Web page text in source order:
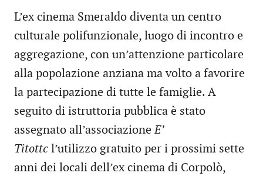
L’ex cinema Smeraldo diventa un centro
culturale polifunzionale, luogo di incontro e
aggregazione, con un’attenzione particolare
alla popolazione anziana ma volto a favorire
la partecipazione di tutte le famiglie. A
seguito di istruttoria pubblica è stato
assegnato all’associazioneE’
Titottc l’utilizzo gratuito per i prossimi sette
anni dei locali dell’ex cinema di Corpolò,